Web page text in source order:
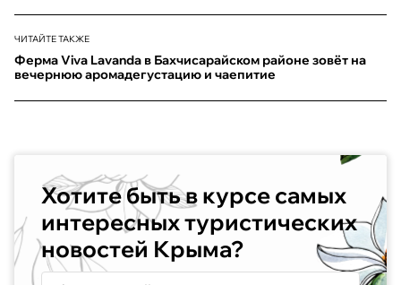
ЧИТАЙТЕ ТАКЖЕ
Ферма Viva Lavanda в Бахчисарайском районе зовёт на
вечернюю аромадегустацию и чаепитие
Хотите быть в курсе самых
интересных туристических
новостей Крыма?